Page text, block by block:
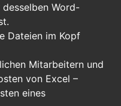
Word-
Dateien im Kopf
Mitarbeitern und
von Excel –
eines